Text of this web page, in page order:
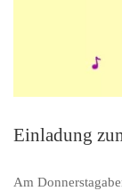
Einladung
Am